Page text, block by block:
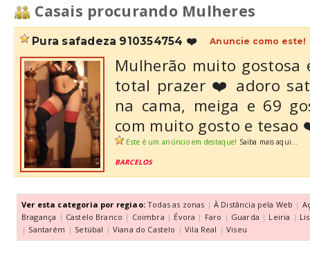
Casais procurando Mulheres
pura safadeza 910354754 ❤️ Anuncie como este!
Mulherão muito gostosa
total prazer ❤️ adoro
na cama, meiga e 69
com muito gosto e tesao
Este é um anúncio em destaque! Saiba mais aqui...
BARCELOS
Ver esta categoria por regiao: Todas as zonas | À Distância pela Web |
Bragança | Castelo Branco | Coimbra | Évora | Faro | Guarda | Leiria |
| Santarém | Setúbal | Viana do Castelo | Vila Real | Viseu